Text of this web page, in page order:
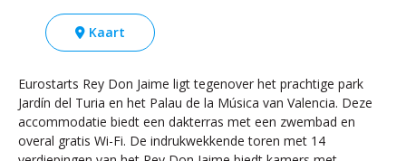
Kaart
Eurostarts Rey Don Jaime ligt tegenover het prachtige park
Jardín del Turia en het Palau de la Música van Valencia. Deze
accommodatie biedt een dakterras met een zwembad en
overal gratis Wi-Fi. De indrukwekkende toren met 14